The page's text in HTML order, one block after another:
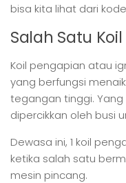
bisa kita lihat dari
Salah Satu
Koil pengapian atau
yang berfungsi
tegangan tinggi.
dipercikkan oleh busi
Dewasa ini, 1 koil
ketika salah satu
mesin pincang.